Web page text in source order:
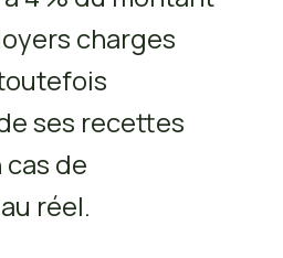
charges
ses recettes
de
réel.